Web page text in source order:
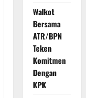
Walkot
Bersama
ATR/BPN
Teken
Komitmen
Dengan
KPK